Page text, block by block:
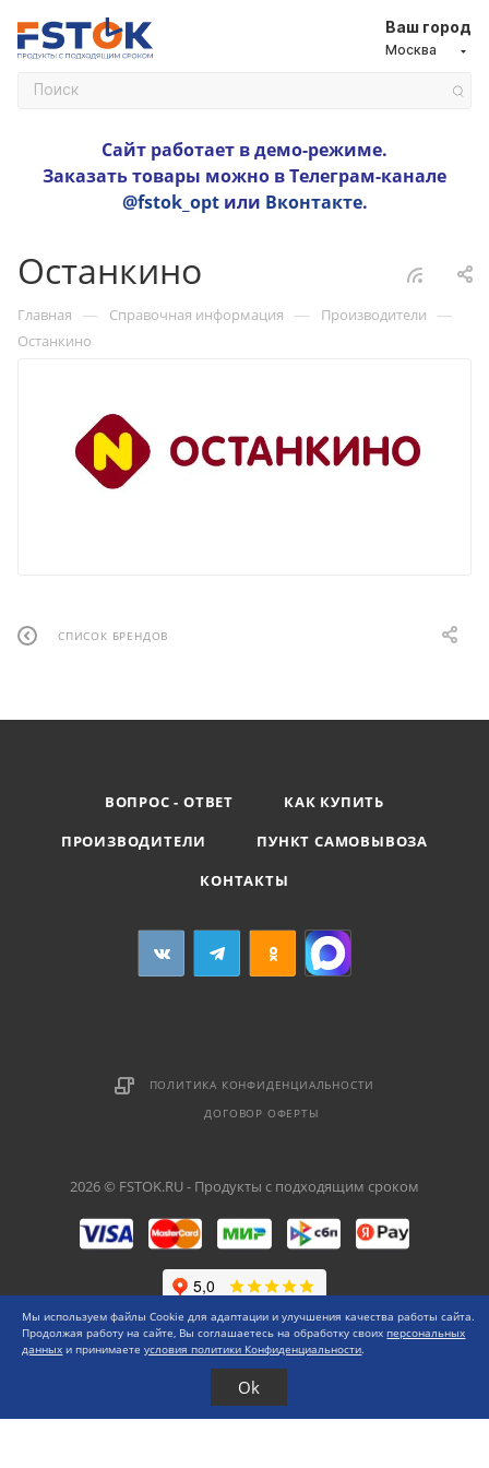
Ваш город
Москва
Сайт работает в демо-режиме.
Заказать товары можно в Телеграм-канале
@fstok_optили Вконтакте.
Останкино
Главная — Справочная информация — Производители —
Останкино
СПИСОК БРЕНДОВ
ВОПРОС - ОТВЕТ
КАК КУПИТЬ
ПРОИЗВОДИТЕЛИ
ПУНКТ САМОВЫВОЗА
КОНТАКТЫ
ПОЛИТИКА КОНФИДЕНЦИАЛЬНОСТИ
ДОГОВОР ОФЕРТЫ
2026 © FSTOK.RU - Продукты с подходящим сроком
Мы используем файлы Cookie для адаптации и улучшения качества работы сайта.
Продолжая работу на сайте, Вы соглашаетесь на обработку своихперсональных
данных и принимаетеусловия политики Конфиденциальности.
Ok